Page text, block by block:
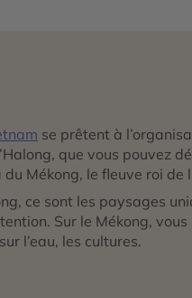
se prêtent à
que vous pouvez
Mékong, le fleuve roi de
ce sont les paysages
Sur le Mékong,
l’eau, les cultures.